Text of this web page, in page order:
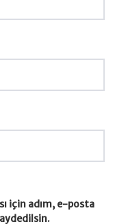
için adım, e-posta